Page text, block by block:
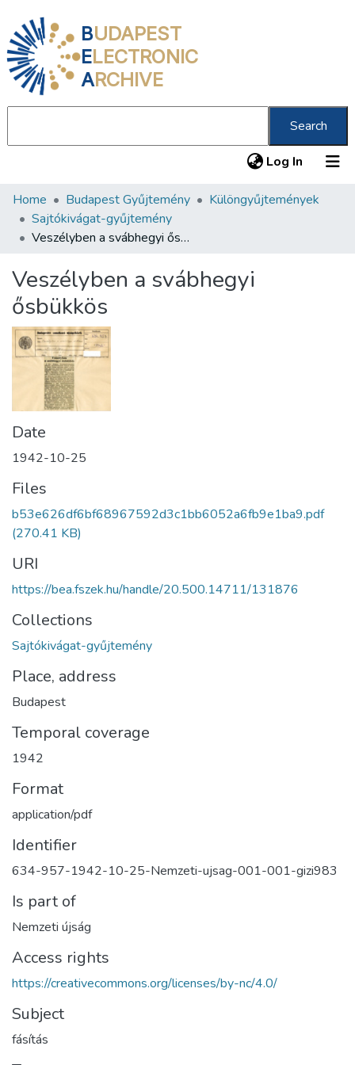
BUDAPEST
ELECTRONIC
ARCHIVE
Search
Log In (current)
Communities & Collections
All of DSpace
About us
Home Budapest Gyűjtemény
Különgyűjtemények
Sajtókivágat-gyűjtemény
Veszélyben a svábhegyi ősbükkös
Veszélyben a svábhegyi
ősbükkös
Date
1942-10-25
Files
b53e626df6bf68967592d3c1bb6052a6fb9e1ba9.pdf
(270.41 KB)
URI
https://bea.fszek.hu/handle/20.500.14711/131876
Collections
Sajtókivágat-gyűjtemény
Place, address
Budapest
Temporal coverage
1942
Format
application/pdf
Identifier
634-957-1942-10-25-Nemzeti-ujsag-001-001-gizi983
Is part of
Nemzeti újság
Access rights
https://creativecommons.org/licenses/by-nc/4.0/
Subject
fásítás